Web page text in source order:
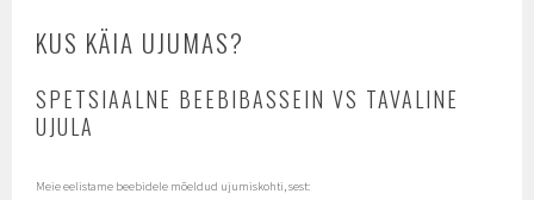
KUS KÄIA UJUMAS?
SPETSIAALNE BEEBIBASSEIN VS TAVALINE
UJULA
Meie eelistame beebidele mõeldud ujumiskohti, sest: